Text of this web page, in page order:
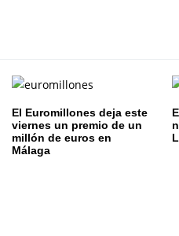
El Euromillones deja este
viernes un premio de un
millón de euros en
Málaga